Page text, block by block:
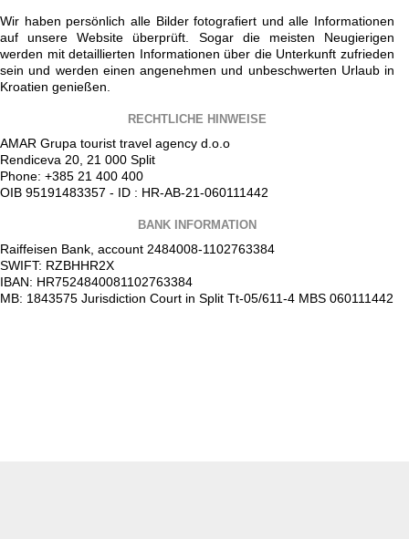
Wir haben persönlich alle Bilder fotografiert und alle Informationen
auf unsere Website überprüft. Sogar die meisten Neugierigen
werden mit detaillierten Informationen über die Unterkunft zufrieden
sein und werden einen angenehmen und unbeschwerten Urlaub in
Kroatien genießen.
RECHTLICHE HINWEISE
AMAR Grupa tourist travel agency d.o.o
Rendiceva 20, 21 000 Split
Phone: +385 21 400 400
OIB 95191483357 - ID : HR-AB-21-060111442
BANK INFORMATION
Raiffeisen Bank, account 2484008-1102763384
SWIFT: RZBHHR2X
IBAN: HR7524840081102763384
MB: 1843575 Jurisdiction Court in Split Tt-05/611-4 MBS 060111442